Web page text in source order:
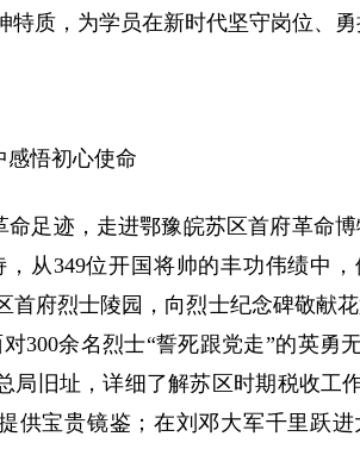
特质，为学员在新时代坚守岗位、勇
感悟初心使命
命足迹，走进鄂豫皖苏区首府革命
，从349位开国将帅的丰功伟绩中
首府烈士陵园，向烈士纪念碑敬献
对300余名烈士“誓死跟党走”的英
局旧址，详细了解苏区时期税收工
供宝贵镜鉴；在刘邓大军千里跃